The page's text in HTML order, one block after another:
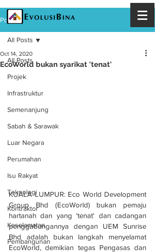
Post
All Posts
Projek
Infrastruktur
Semenanjung
Sabah & Sarawak
Luar Negara
Perumahan
Isu Rakyat
Teknologi
Kontraktor
Keselamatan
Pembangunan
All Posts
EcoWorld bukan syarikat 'tenat'
Oct 14, 2020
KUALA LUMPUR: Eco World Development
Group Bhd (EcoWorld) bukan pemaju
hartanah dan yang 'tenat' dan cadangan
penggabungannya dengan UEM Sunrise
Bhd adalah bukan langkah menyelamat
EcoWorld, demikian tegas Pengasas dan